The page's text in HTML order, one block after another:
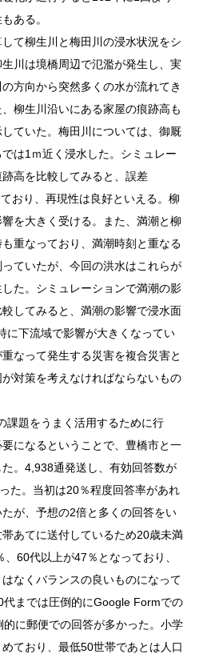
ある。
て柳生川と梅田川の浸水状況をシ
川は境橋周辺で氾濫が発生し、実
方向から突然多くの水が流れてき
柳生川沿いにある家屋の痕跡高も
ていた。梅田川については、御厩
は1ｍ近く浸水した。シミュレー
高を比較してみると、誤差
おり、再現性は良好といえる。柳
を大きく受ける。また、満潮と柳
重なっており、満潮時刻と重なる
ていたが、今回の洪水はこれらが
た。シミュレーションで満潮の影
してみると、満潮の影響で浸水面
に下流域で影響が大きくなってい
なって発生する災害を複合災害と
対策を考えなければならないもの
題をうまく活用するために行
になるということで、豊橋市と一
。4,938通発送し、有効回答数が
た。当初は20％程度回答率があれ
が、予想の2倍と多くの回答をい
あてに送付しているため20歳未満
60代以上が47％となっており、
なくバランスの良いものになって
までは圧倒的にGoogle Formでの
に郵便での回答が多かった。小学
ており、最低50世帯であとは人口